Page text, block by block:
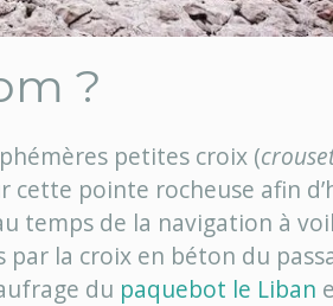
?
petites croix (
cette pointe rocheuse afin
temps de la navigation à
la croix en béton du
du paquebot le Liban